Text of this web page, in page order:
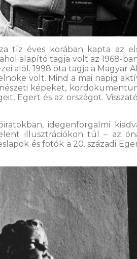
tíz éves korában kapta az
alapító tagja volt az 1968-
alól. 1998 óta tagja a Magyar
volt. Mind a mai napig
képeket,
Egert és az országot.
idegenforgalmi
illusztrációkon túl – az
és fotók a 20. századi